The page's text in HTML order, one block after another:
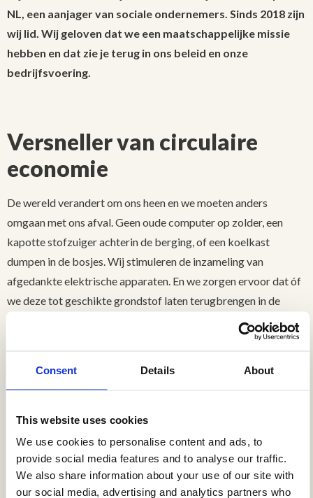
Consent Details About
This website uses cookies
We use cookies to personalise content and ads, to
provide social media features and to analyse our traffic.
We also share information about your use of our site with
our social media, advertising and analytics partners who
NL, een aanjager van sociale ondernemers. Sinds 2018 zijn
wij lid. Wij geloven dat we een maatschappelijke missie
hebben en dat zie je terug in ons beleid en onze
bedrijfsvoering.
Versneller van circulaire
economie
De wereld verandert om ons heen en we moeten anders
omgaan met ons afval. Geen oude computer op zolder, een
kapotte stofzuiger achterin de berging, of een koelkast
dumpen in de bosjes. Wij stimuleren de inzameling van
afgedankte elektrische apparaten. En we zorgen ervoor dat óf
we deze tot geschikte grondstof laten terugbrengen in de
markt óf dat het apparaat refurbished hergebruikt wordt.
Hiervoor brengen we verschillende duurzame bedrijven bij
dragen we bij aan een circulaire economie.
Sociale werkgelegenheid:
goed voor de mens
We creëren kansen voor mensen die moeilijk aan het werk